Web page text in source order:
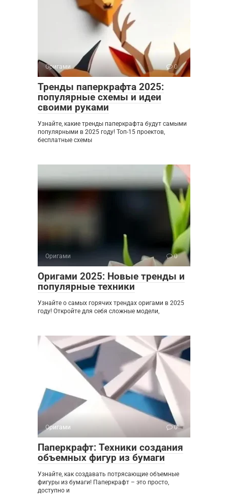
Оригами 0
Тренды паперкрафта 2025:
популярные схемы и идеи
своими руками
Узнайте, какие тренды паперкрафта будут самыми
популярными в 2025 году! Топ-15 проектов,
бесплатные схемы
Оригами 0
Оригами 2025: Новые тренды и
популярные техники
Узнайте о самых горячих трендах оригами в 2025
году! Откройте для себя сложные модели,
Оригами 0
Паперкрафт: Техники создания
объемных фигур из бумаги
Узнайте, как создавать потрясающие объемные
фигуры из бумаги! Паперкрафт – это просто,
доступно и